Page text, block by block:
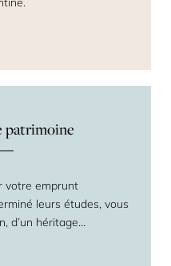
patrimoine
votre emprunt
leurs études, vous
d’un héritage…